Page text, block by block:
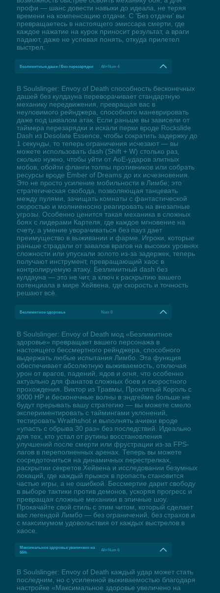
профи — шанс довести навыки до идеала, не теряя
времени на компенсацию отдачи. С 'Без отдачи' вы
превращаетесь в настоящего эмиссара смерти, где
каждое нажатие на курок приносит результат, а враги
падают, даже не успевая понять, откуда прилетел
выстрел.
Безлимитные даши / Без перезарядки Alt+Num 4
В Soulslinger: Envoy of Death способность бесконечных
дашей без кулдауна переворачивает стандартную
механику передвижения, превращая вас в
неуловимого рейнджера, способного маневрировать
даже под шквалом атак. Если раньше вы зависели от
таймера перезарядки и искали перки вроде Rockslide
Dash из Desolate Essence, чтобы сократить задержку до
1 секунды, то теперь ограничения исчезают — вы
можете использовать dash (Shift + W) столько раз,
сколько нужно, чтобы уйти от AoE-ударов элитных
мобов, обойти фланги толпы противников или собрать
ресурсы вроде Ember of Dreams до их исчезновения.
Это не просто усиление мобильности в Лимбе; это
стратегическая свобода, позволяющая танцевать
между пулями, зачищать комнаты с фантастической
скоростью и молниеносно реагировать на внезапные
угрозы. Особенно ценится такая механика в сложных
боях с лидерами Картеля, где каждое мгновение на
счету, а умение уворачиваться без пауз дает
преимущество в выживании и фарме. Игроки, которые
раньше страдали от завалов врагов на высоких уровнях
сложности или упускали золото из-за задержек, теперь
получают инструмент, превращающий хаос в
контролируемую атаку. Безлимитный dash без
кулдауна — это не чит, а ключ к раскрытию вашего
потенциала в мире Хейвена, где скорость и точность
решают всё.
Безлимитное здоровье Num 6
В Soulslinger: Envoy of Death мод «Безлимитное
здоровье» превращает вашего персонажа в
настоящего бессмертного рейнджера, способного
выдержать любые испытания Лимбо. Эта функция
обеспечивает абсолютную выживаемость, отключая
урон от врагов, падений, ядов и огня, что особенно
актуально для фанатов сложных боев и скоростного
прохождения. Виктор из Травмы, Проклятый Король с
9000 HP и бесконечные волны в эндгейме больше не
будут прерывать вашу стратегию — вы можете смело
экспериментировать с таймингами уклонений,
тестировать Wraithshot и выполнять ачивки вроде
«упасть с обрыва 30 раз» без последствий. Идеально
для тех, кто устал от рутины восстановления
улучшений после смерти или фрустрации из-за FPS-
лагов в переполненных аренах. Теперь вы можете
сосредоточиться на динамичных перестрелках,
раскрытии секретов Хейвена и исследовании безумных
локаций, где каждый прыжок в пропасть становится
частью игры, а не ошибкой. Бессмертие дарит свободу
в выборе тактики против демонов, ускоряя прогресс и
превращая сложные механики в эпичные шоу.
Прокачайте свой стиль с этим читом, который сделает
вас легендой Лимбо — без ограничений, без страхов и
с максимумом удовольствия от каждых выстрелов в
хаосе.
Максимальное здоровье увеличено на
66%
Alt+Num 6
В Soulslinger: Envoy of Death каждый удар может стать
последним, но с усиленной выживаемостью благодаря
настройке «Максимальное здоровье увеличено на